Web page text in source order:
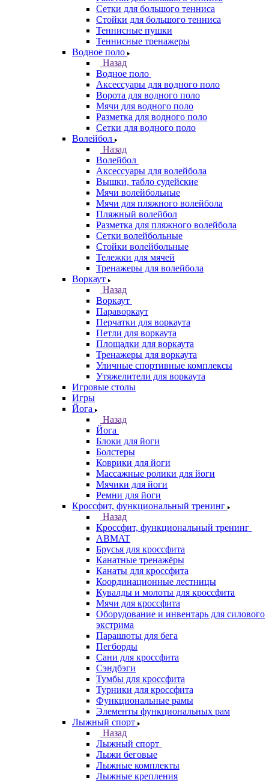
Сетки для большого тенниса
Стойки для большого тенниса
Теннисные пушки
Теннисные тренажеры
Водное поло
Назад
Водное поло
Аксессуары для водного поло
Ворота для водного поло
Мячи для водного поло
Разметка для водного поло
Сетки для водного поло
Волейбол
Назад
Волейбол
Аксессуары для волейбола
Вышки, табло судейские
Мячи волейбольные
Мячи для пляжного волейбола
Пляжный волейбол
Разметка для пляжного волейбола
Сетки волейбольные
Стойки волейбольные
Тележки для мячей
Тренажеры для волейбола
Воркаут
Назад
Воркаут
Параворкаут
Перчатки для воркаута
Петли для воркаута
Площадки для воркаута
Тренажеры для воркаута
Уличные спортивные комплексы
Утяжелители для воркаута
Игровые столы
Игры
Йога
Назад
Йога
Блоки для йоги
Болстеры
Коврики для йоги
Массажные ролики для йоги
Мячики для йоги
Ремни для йоги
Кроссфит, функциональный тренинг
Назад
Кроссфит, функциональный тренинг
ABMAT
Брусья для кроссфита
Канатные тренажёры
Канаты для кроссфита
Координационные лестницы
Кувалды и молоты для кроссфита
Мячи для кроссфита
Оборудование и инвентарь для силового
экстрима
Парашюты для бега
Пегборды
Сани для кроссфита
Сэндбэги
Тумбы для кроссфита
Турники для кроссфита
Функциональные рамы
Элементы функциональных рам
Лыжный спорт
Назад
Лыжный спорт
Лыжи беговые
Лыжные комплекты
Лыжные крепления